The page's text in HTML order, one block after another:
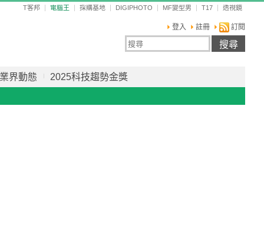
T客邦 電腦王 採購基地 DIGIPHOTO MF變型男 T17 透視鏡
登入 註冊 訂閱
業界動態 2025科技趨勢金獎